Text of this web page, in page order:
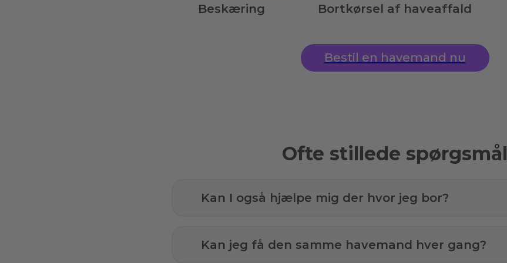
Beskæring Bortkørsel af haveaffald
Bestil en havemand nu
Ofte stillede spørgsmål
Kan I også hjælpe mig der hvor jeg bor?
Kan jeg få den samme havemand hver gang?